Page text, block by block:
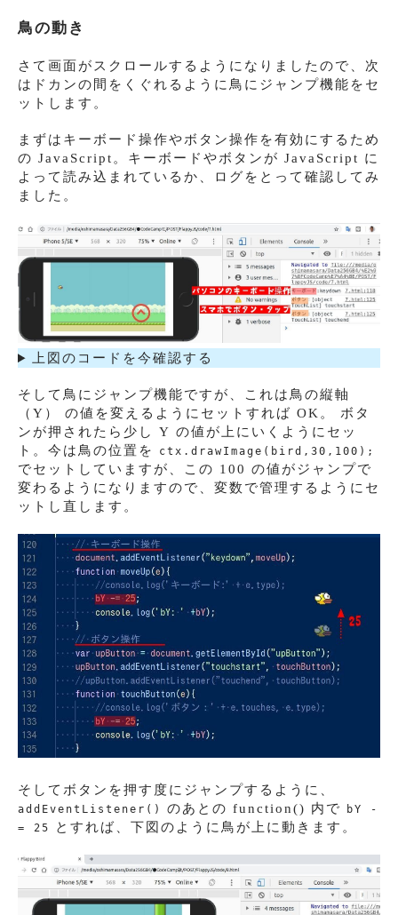
鳥の動き
さて画面がスクロールするようになりましたので、次
はドカンの間をくぐれるように鳥にジャンプ機能をセ
ットします。
まずはキーボード操作やボタン操作を有効にするため
の JavaScript。キーボードやボタンが JavaScript に
よって読み込まれているか、ログをとって確認してみ
ました。
上図のコードを今確認する
そして鳥にジャンプ機能ですが、これは鳥の縦軸
（Y） の値を変えるようにセットすれば OK。 ボタ
ンが押されたら少し Y の値が上にいくようにセッ
ト。今は鳥の位置を
ctx.drawImage(bird,30,100);
でセットしていますが、この 100 の値がジャンプで
変わるようになりますので、変数で管理するようにセ
ットし直します。
そしてボタンを押す度にジャンプするように、
addEventListener() のあとの function() 内で
bY -
= 25
とすれば、下図のように鳥が上に動きます。